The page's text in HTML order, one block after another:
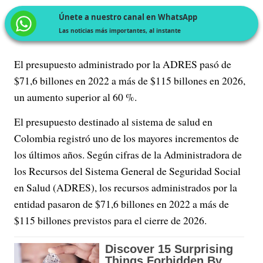
Únete a nuestro canal en WhatsApp
Las noticias más importantes, al instante
El presupuesto administrado por la ADRES pasó de
$71,6 billones en 2022 a más de $115 billones en 2026,
un aumento superior al 60 %.
El presupuesto destinado al sistema de salud en
Colombia registró uno de los mayores incrementos de
los últimos años. Según cifras de la Administradora de
los Recursos del Sistema General de Seguridad Social
en Salud (ADRES), los recursos administrados por la
entidad pasaron de $71,6 billones en 2022 a más de
$115 billones previstos para el cierre de 2026.